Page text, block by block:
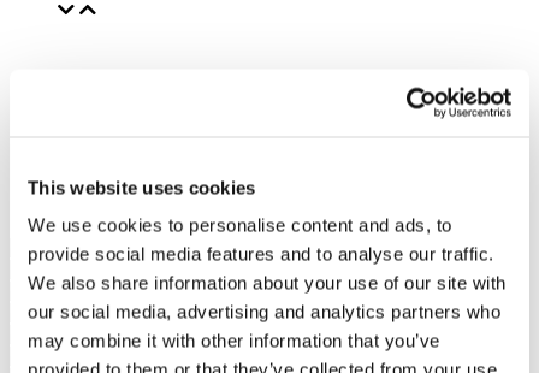
This website uses cookies
We use cookies to personalise content and ads, to
provide social media features and to analyse our traffic.
We also share information about your use of our site with
our social media, advertising and analytics partners who
may combine it with other information that you’ve